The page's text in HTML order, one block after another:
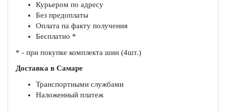
Курьером по адресу
Без предоплаты
Оплата па факту получения
Бесплатно *
* - при покупке комплекта шин (4шт.)
Доставка в Самаре
Транспортными службами
Наложенный платеж